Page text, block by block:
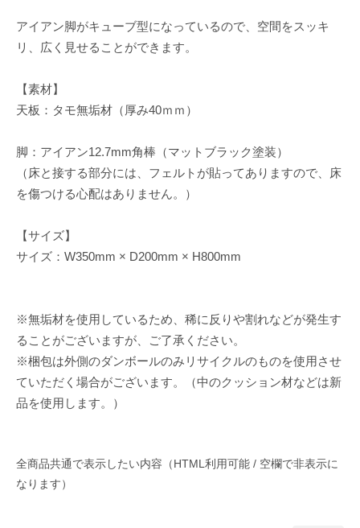
アイアン脚がキューブ型になっているので、空間をスッキ
リ、広く見せることができます。
【素材】
天板：タモ無垢材（厚み40ｍｍ）
脚：アイアン12.7mm角棒（マットブラック塗装）
（床と接する部分には、フェルトが貼ってありますので、床
を傷つける心配はありません。）
【サイズ】
サイズ：W350mm × D200mm × H800mm
※無垢材を使用しているため、稀に反りや割れなどが発生す
ることがございますが、ご了承ください。
※梱包は外側のダンボールのみリサイクルのものを使用させ
ていただく場合がございます。（中のクッション材などは新
品を使用します。）
全商品共通で表示したい内容（HTML利用可能 / 空欄で非表示に
なります）